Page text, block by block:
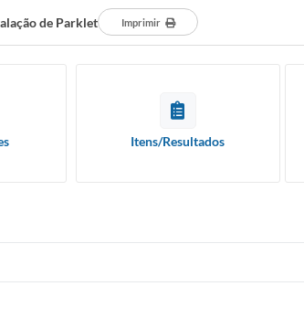
de Parklet Imprimir
Itens/Resultados